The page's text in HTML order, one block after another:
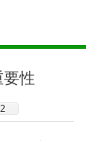
价）
性
2